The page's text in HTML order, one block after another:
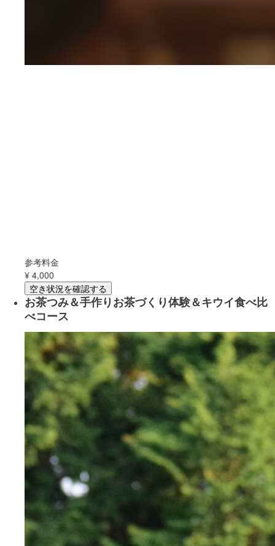
参考料金
¥ 4,000
空き状況を確認する
お茶つみ＆手作りお茶づくり体験＆キウイ食べ比
べコース